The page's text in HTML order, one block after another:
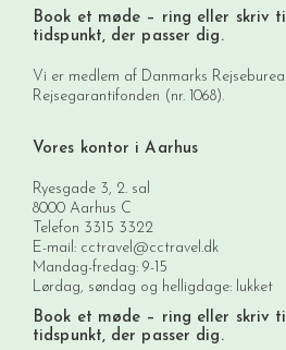
Book et møde – ring eller skriv
tidspunkt, der passer dig.
Vi er medlem af Danmarks
Rejsegarantifonden (nr. 1068).
Vores kontor i Aarhus
Ryesgade 3, 2. sal
8000 Aarhus C
Telefon 3315 3322
E-mail: cctravel@cctravel.dk
Mandag-fredag: 9-15
Lørdag, søndag og helligdage: lukket
Book et møde – ring eller skriv
tidspunkt, der passer dig.